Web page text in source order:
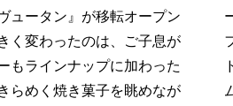
ュータン』が移転オープン
く変わったのは、ご子息が
もラインナップに加わった
らめく焼き菓子を眺めなが
どことなく涼しげに見える
ット。そして、テリーヌ・
もずっしりとしたボリュー
んに広がる風味に身悶え